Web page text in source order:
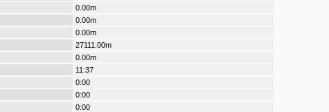
0.00m
0.00m
0.00m
27111.00m
0.00m
11:37
0:00
0:00
0:00